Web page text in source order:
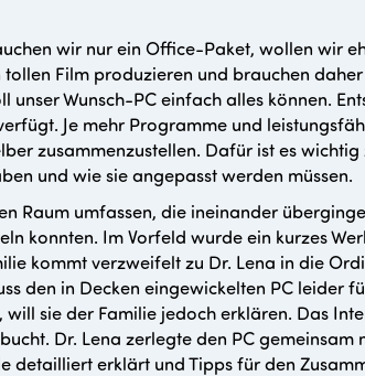
wir nur ein Office-Paket, wollen wir
Film produzieren und brauchen
Wunsch-PC einfach alles können.
Je mehr Programme und
zusammenzustellen. Dafür ist es wichtig
und wie sie angepasst werden müssen.
Raum umfassen, die ineinander
konnten. Im Vorfeld wurde ein kurzes
kommt verzweifelt zu Dr. Lena in die
den in Decken eingewickelten PC leider
sie der Familie jedoch erklären. Das
Dr. Lena zerlegte den PC gemeinsam
detailliert erklärt und Tipps für den